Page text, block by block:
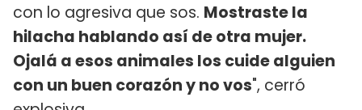
con lo agresiva que sos. Mostraste la
hilacha hablando así de otra mujer.
Ojalá a esos animales los cuide alguien
con un buen corazón y no vos", cerró